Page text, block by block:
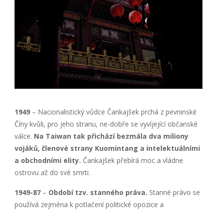
1949 – Nacionalistický vůdce Čankajšek prchá z pevninské
Číny kvůli, pro jeho stranu, ne-dobře se vyvíjející občanské
válce. Na Taiwan tak přichází bezmála dva miliony
vojáků, členové strany Kuomintang a intelektuálními
a obchodními elity. Čankajšek přebírá moc a vládne
ostrovu až do své smrti.
1949-87 – Období tzv. stanného práva. Stanné právo se
používá zejména k potlačení politické opozice a